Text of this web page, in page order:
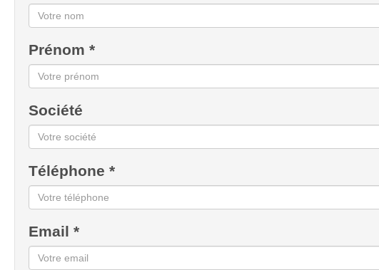
Prénom *
Société
Téléphone *
Email *